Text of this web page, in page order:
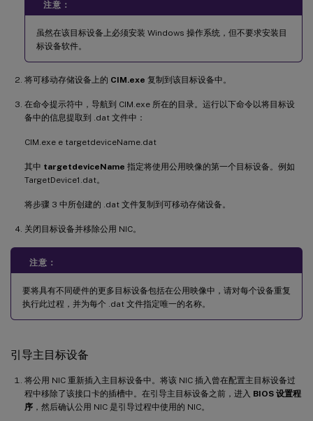
注意：
虽然在该目标设备上必须安装 Windows 操作系统，但不要求安装目
标设备软件。
将可移动存储设备上的 CIM.exe 复制到该目标设备中。
在命令提示符中，导航到 CIM.exe 所在的目录。运行以下命令以将目标设
备中的信息提取到 .dat 文件中：
CIM.exe e targetdeviceName.dat
其中 targetdeviceName 指定将使用公用映像的第一个目标设备。例如
TargetDevice1.dat。
将步骤 3 中所创建的 .dat 文件复制到可移动存储设备。
关闭目标设备并移除公用 NIC。
注意：
要将具有不同硬件的更多目标设备包括在公用映像中，请对每个设备重复
执行此过程，并为每个 .dat 文件指定唯一的名称。
引导主目标设备
将公用 NIC 重新插入主目标设备中。将该 NIC 插入曾在配置主目标设备过
程中移除了该接口卡的插槽中。在引导主目标设备之前，进入 BIOS 设置程
序 ，然后确认公用 NIC 是引导过程中使用的 NIC。